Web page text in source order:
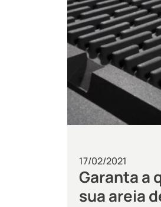
17/02/2021
Garanta a
sua areia